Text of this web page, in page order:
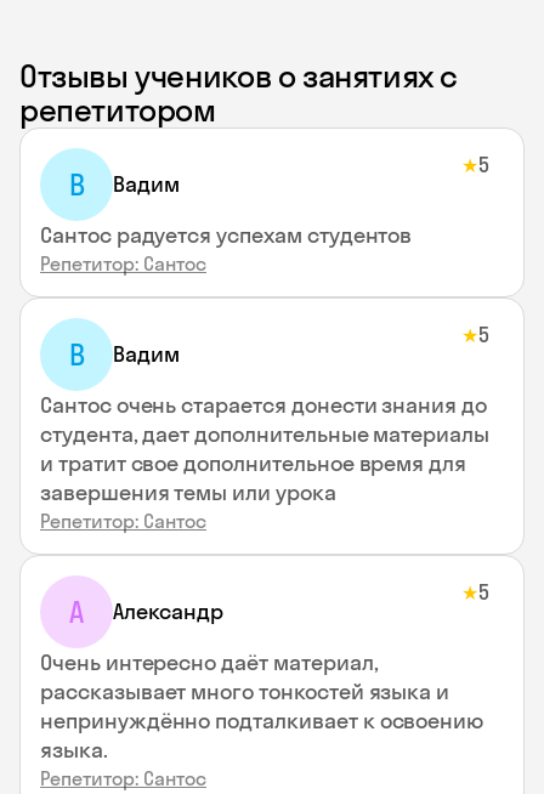
Отзывы учеников о занятиях с
репетитором
В Вадим
★5
Сантос радуется успехам студентов
Репетитор: Сантос
В Вадим
★5
Сантос очень старается донести знания до
студента, дает дополнительные материалы
и тратит свое дополнительное время для
завершения темы или урока
Репетитор: Сантос
А Александр
★5
Очень интересно даёт материал,
рассказывает много тонкостей языка и
непринуждённо подталкивает к освоению
языка.
Репетитор: Сантос